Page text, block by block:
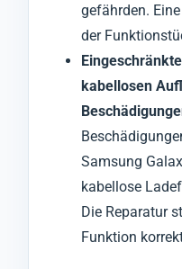
gefährden.
der
kabellosen
Samsung
kabellose
Die Reparatur
Funktion